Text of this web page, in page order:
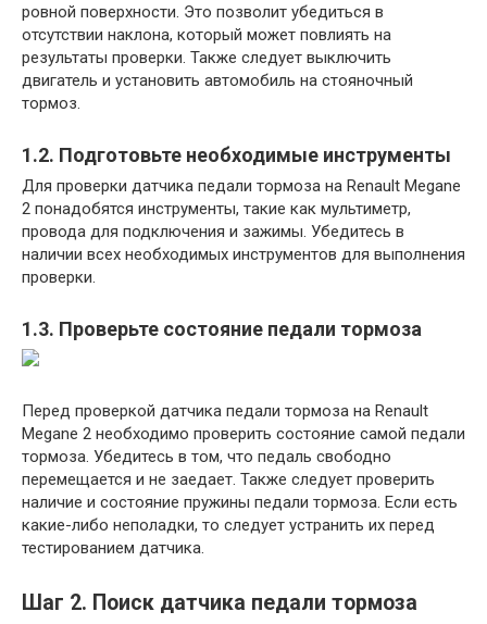
ровной поверхности. Это позволит убедиться в
отсутствии наклона, который может повлиять на
результаты проверки. Также следует выключить
двигатель и установить автомобиль на стояночный
тормоз.
1.2. Подготовьте необходимые инструменты
Для проверки датчика педали тормоза на Renault Megane
2 понадобятся инструменты, такие как мультиметр,
провода для подключения и зажимы. Убедитесь в
наличии всех необходимых инструментов для выполнения
проверки.
1.3. Проверьте состояние педали тормоза
Перед проверкой датчика педали тормоза на Renault
Megane 2 необходимо проверить состояние самой педали
тормоза. Убедитесь в том, что педаль свободно
перемещается и не заедает. Также следует проверить
наличие и состояние пружины педали тормоза. Если есть
какие-либо неполадки, то следует устранить их перед
тестированием датчика.
Шаг 2. Поиск датчика педали тормоза